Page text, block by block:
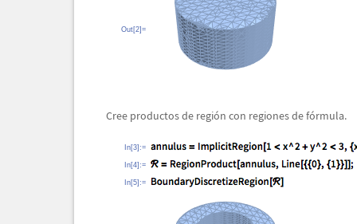
Out[2]=
Cree productos de región con regiones de fórmula.
In[3]:=
In[4]:=
In[5]:=